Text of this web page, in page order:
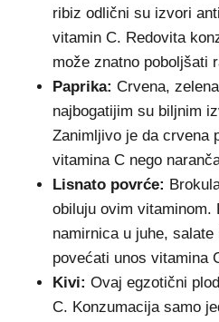
ribiz odlični su izvori
vitamin C. Redovita
može znatno poboljšati
Paprika: Crvena,
najbogatijim su biljnim
Zanimljivo je da crvena
vitamina C nego
Lisnato povrće:
obiluju ovim vitaminom.
namirnica u juhe,
povećati unos vitamina
Kivi: Ovaj egzotični
C. Konzumacija samo